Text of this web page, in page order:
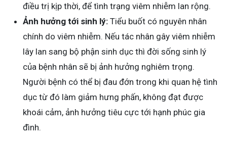
điều trị kịp thời, để tình trạng viêm nhiễm lan rộng.
Ảnh hưởng tới sinh lý: Tiểu buốt có nguyên nhân
chính do viêm nhiễm. Nếu tác nhân gây viêm nhiễm
lây lan sang bộ phận sinh dục thì đời sống sinh lý
của bệnh nhân sẽ bị ảnh hưởng nghiêm trọng.
Người bệnh có thể bị đau đớn trong khi quan hệ tình
dục từ đó làm giảm hưng phấn, không đạt được
khoái cảm, ảnh hưởng tiêu cực tới hạnh phúc gia
đình.